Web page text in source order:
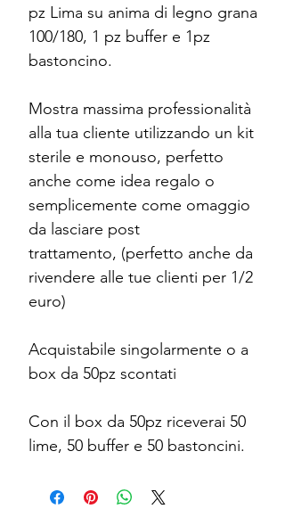
pz Lima su anima di legno grana
100/180, 1 pz buffer e 1pz
bastoncino.
Mostra massima professionalità
alla tua cliente utilizzando un kit
sterile e monouso, perfetto
anche come idea regalo o
semplicemente come omaggio
da lasciare post
trattamento, (perfetto anche da
rivendere alle tue clienti per 1/2
euro)
Acquistabile singolarmente o a
box da 50pz scontati
Con il box da 50pz riceverai 50
lime, 50 buffer e 50 bastoncini.